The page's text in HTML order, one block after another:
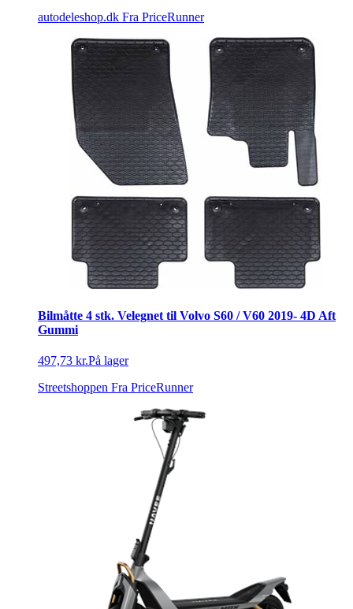
autodeleshop.dk Fra PriceRunner
Bilmåtte 4 stk. Velegnet til Volvo S60 / V60 2019- 4D Aft
Gummi
497,73 kr.På lager
Streetshoppen Fra PriceRunner